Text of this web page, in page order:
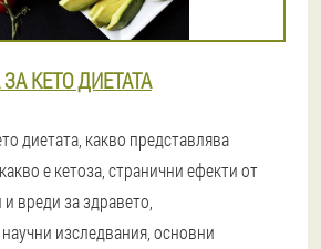
КЕТО ДИЕТАТА
диетата, какво представлява
е кетоза, странични ефекти от
вреди за здравето,
изследвания, основни